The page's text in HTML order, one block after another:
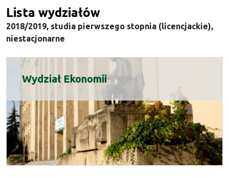
Lista wydziałów
2018/2019, studia pierwszego stopnia (licencjackie),
niestacjonarne
Wydział Ekonomii